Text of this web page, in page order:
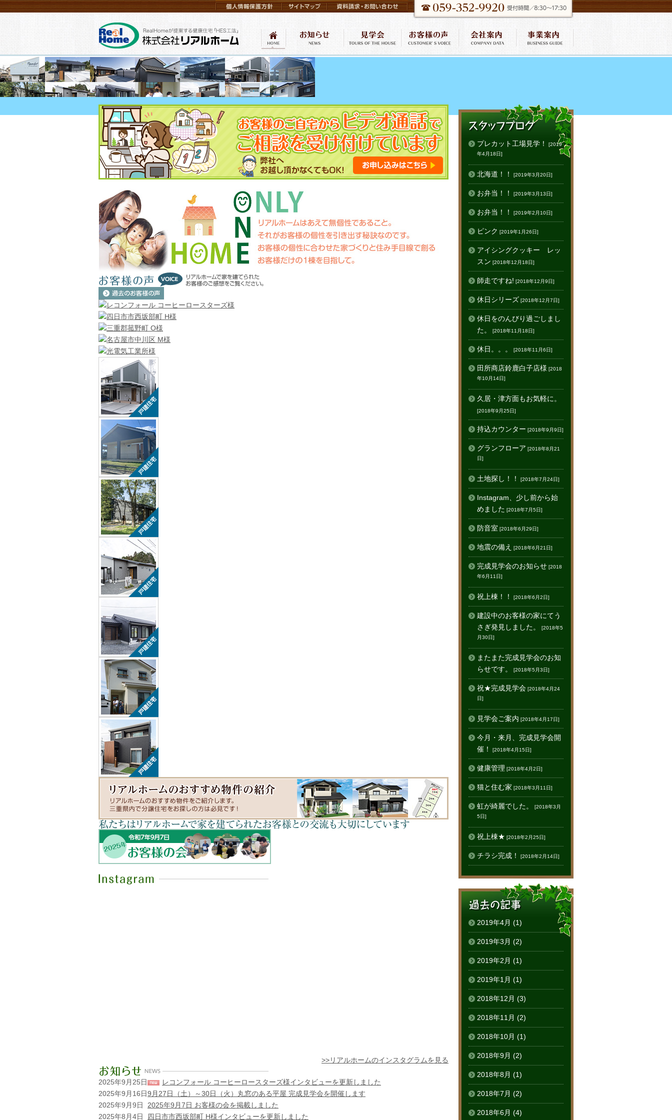
>>リアルホームのインスタグラムを見る
2025年9月25日
レコンフォール コーヒーロースターズ様インタビューを更新しました
2025年9月16日9月27日（土）～30日（火）丸窓のある平屋 完成見学会を開催します
2025年9月9日
2025年9月7日 お客様の会を掲載しました
2025年8月4日
四日市市西坂部町 H様インタビューを更新しました
プレカット工場見学！ [2019
年4月18日]
北海道！！ [2019年3月20日]
お弁当！！ [2019年3月13日]
お弁当！！ [2019年2月10日]
ピンク [2019年1月26日]
アイシングクッキー レッ
スン [2018年12月18日]
師走ですね! [2018年12月9日]
休日シリーズ [2018年12月7日]
休日をのんびり過ごしまし
た。
[2018年11月18日]
休日。。。 [2018年11月6日]
田所商店鈴鹿白子店様 [2018
年10月14日]
久居・津方面もお気軽に。
[2018年9月25日]
持込カウンター [2018年9月9日]
グランフローア [2018年8月21
日]
土地探し！！ [2018年7月24日]
Instagram、少し前から始
めました [2018年7月5日]
防音室 [2018年6月29日]
地震の備え [2018年6月21日]
完成見学会のお知らせ [2018
年6月11日]
祝上棟！！ [2018年6月2日]
建設中のお客様の家にてう
さぎ発見しました。
[2018年5
月30日]
またまた完成見学会のお知
らせです。
[2018年5月3日]
祝★完成見学会 [2018年4月24
日]
見学会ご案内 [2018年4月17日]
今月・来月、完成見学会開
催！
[2018年4月15日]
健康管理 [2018年4月2日]
猫と住む家 [2018年3月11日]
虹が綺麗でした。 [2018年3月
5日]
祝上棟★ [2018年2月25日]
チラシ完成！ [2018年2月14日]
2019年4月 (1)
2019年3月 (2)
2019年2月 (1)
2019年1月 (1)
2018年12月 (3)
2018年11月 (2)
2018年10月 (1)
2018年9月 (2)
2018年8月 (1)
2018年7月 (2)
2018年6月 (4)